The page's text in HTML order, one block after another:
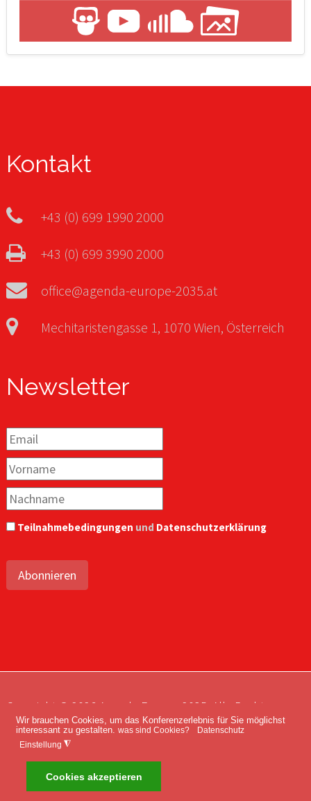
Wir brauchen Cookies, um das Konferenzerlebnis für Sie möglichst
interessant zu gestalten. was sind Cookies? Datenschutz
Einstellung ◮
Cookies akzeptieren
Kontakt
+43 (0) 699 1990 2000
+43 (0) 699 3990 2000
office@agenda-europe-2035.at
Mechitaristengasse 1, 1070 Wien, Österreich
Newsletter
Teilnahmebedingungen und Datenschutzerklärung
Abonnieren
Copyright © 2026 Agenda Europe 2035. Alle Rechte
vorbehalten.